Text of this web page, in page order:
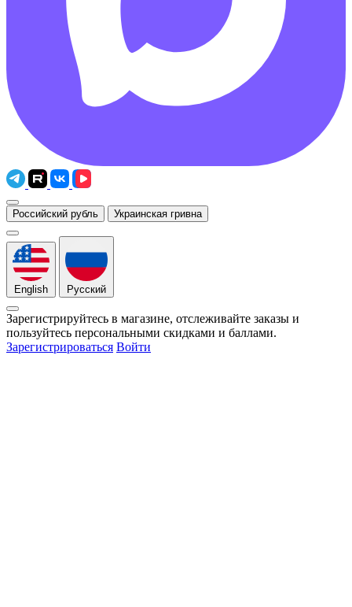
Российский рубль Украинская гривна
English Русский
Зарегистрируйтесь в магазине, отслеживайте заказы и
пользуйтесь персональными скидками и баллами.
Зарегистрироваться Войти